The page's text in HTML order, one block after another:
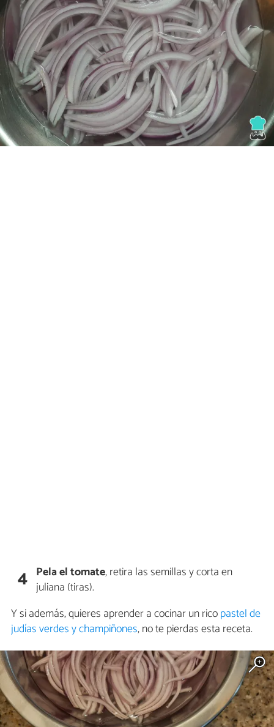
4 Pela el tomate, retira las semillas y corta en
juliana (tiras).
Y si además, quieres aprender a cocinar un ricopastel de
judías verdes y champiñones, no te pierdas esta receta.